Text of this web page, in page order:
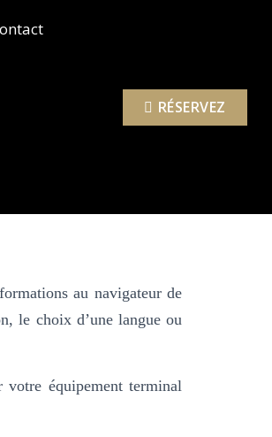
RÉSERVEZ
au navigateur de
le choix d’une langue ou
votre équipement terminal